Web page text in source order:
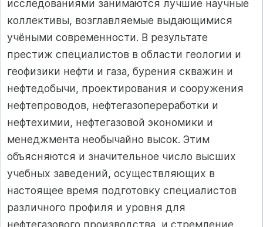
исследованиями занимаются лучшие научные
коллективы, возглавляемые выдающимися
учёными современности. В результате
престиж специалистов в области геологии и
геофизики нефти и газа, бурения скважин и
нефтедобычи, проектирования и сооружения
нефтепроводов, нефтегазопереработки и
нефтехимии, нефтегазовой экономики и
менеджмента необычайно высок. Этим
объясняются и значительное число высших
учебных заведений, осуществляющих в
настоящее время подготовку специалистов
различного профиля и уровня для
нефтегазового производства, и стремление